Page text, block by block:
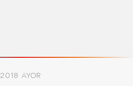
2018 AYOR